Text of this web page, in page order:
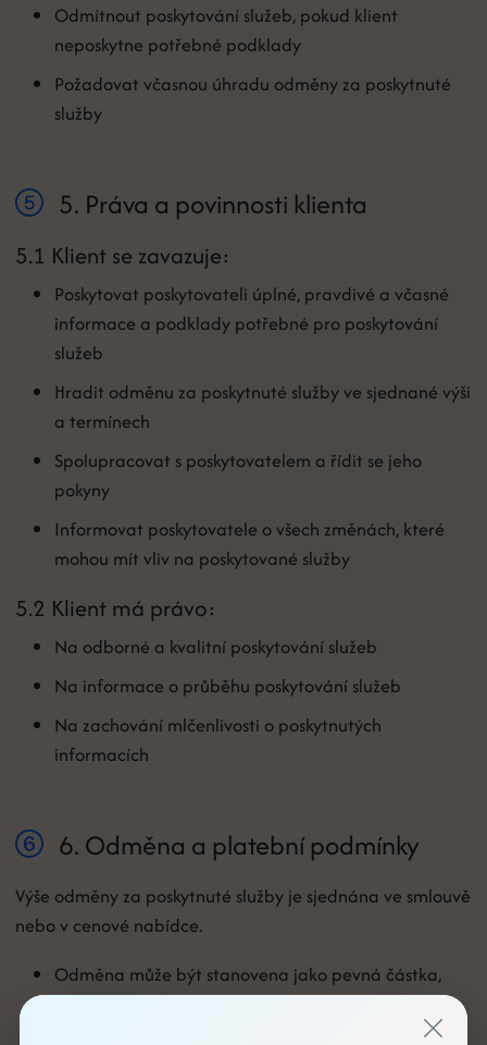
Odmítnout poskytování služeb, pokud klient
neposkytne potřebné podklady
Požadovat včasnou úhradu odměny za poskytnuté
služby
5. Práva a povinnosti klienta
5.1 Klient se zavazuje:
Poskytovat poskytovateli úplné, pravdivé a včasné
informace a podklady potřebné pro poskytování
služeb
Hradit odměnu za poskytnuté služby ve sjednané výši
a termínech
Spolupracovat s poskytovatelem a řídit se jeho
pokyny
Informovat poskytovatele o všech změnách, které
mohou mít vliv na poskytované služby
5.2 Klient má právo:
Na odborné a kvalitní poskytování služeb
Na informace o průběhu poskytování služeb
Na zachování mlčenlivosti o poskytnutých
informacích
6. Odměna a platební podmínky
Výše odměny za poskytnuté služby je sjednána ve smlouvě
nebo v cenové nabídce.
Odměna může být stanovena jako pevná částka,
hodinová sazba nebo procentuální podíl